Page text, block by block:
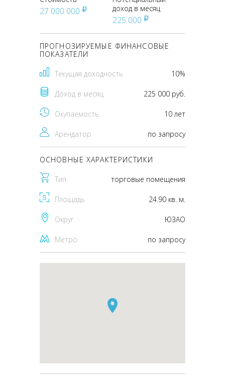
27 000 000 pуб
доход в месяц
225 000 pуб
ПРОГНОЗИРУЕМЫЕ ФИНАНСОВЫЕ
ПОКАЗАТЕЛИ
Текущая доходность 10%
Доход в месяц 225 000 руб.
Окупаемость 10 лет
Арендатор по запросу
ОСНОВНЫЕ ХАРАКТЕРИСТИКИ
Тип торговые помещения
Площадь 24.90 кв. м.
Округ ЮЗАО
Метро по запросу